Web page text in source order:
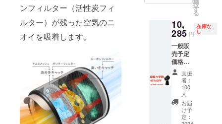
ンフィルター（活性炭フィ
ルター）が残った空気のニ
オイを吸着します。
沖縄・
一部離
島は発
送いた
しかね
ますの
でご理
解の
上、ご
支援の
ほどお
願いい
たしま
st卓上
フード
本体
TBX8)
色：
ブラッ
ク ×1
台 ・AC
アダプ
タｘ1
・ポリ
マフィ
ルター
×5 ・
択
す
る
10,
285 円
在庫な
し
一般販
売予定
価格
18,700
円(税込)
の45％
オフ
→10,28
5円(税
込・ 送
支援
者：
100
人
お届
け予
定：